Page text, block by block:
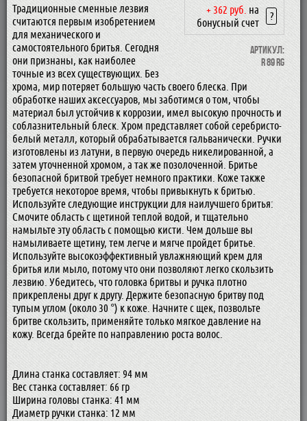
+ 362 руб.на
бонусный счет
?
Артикул:
R 89 RG
Традиционные сменные лезвия
считаются первым изобретением
для механического и
самостоятельного бритья. Сегодня
они признаны, как наиболее
точные из всех существующих. Без
хрома, мир потеряет большую часть своего блеска. При
обработке наших аксессуаров, мы заботимся о том, чтобы
материал был устойчив к коррозии, имел высокую прочность и
соблазнительный блеск. Хром представляет собой серебристо-
белый металл, который обрабатывается гальванически. Ручки
изготовлены из латуни, в первую очередь никелированной, а
затем уточненной хромом, а так же позолоченной. Бритье
безопасной бритвой требует немного практики. Коже также
требуется некоторое время, чтобы привыкнуть к бритью.
Используйте следующие инструкции для наилучшего бритья:
Смочите область с щетиной теплой водой, и тщательно
намыльте эту область с помощью кисти. Чем дольше вы
намыливаете щетину, тем легче и мягче пройдет бритье.
Используйте высокоэффективный увлажняющий крем для
бритья или мыло, потому что они позволяют легко скользить
лезвию. Убедитесь, что головка бритвы и ручка плотно
прикреплены друг к другу. Держите безопасную бритву под
тупым углом (около 30 °) к коже. Начните с щек, позвольте
бритве скользить, применяйте только мягкое давление на
кожу. Всегда брейте по направлению роста волос.
Длина станка составляет: 94 мм
Вес станка составляет: 66 гр
Ширина головы станка: 41 мм
Диаметр ручки станка: 12 мм